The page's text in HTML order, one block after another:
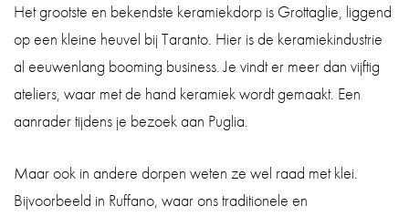
Het grootste en bekendste keramiekdorp is Grottaglie, liggend
op een kleine heuvel bij Taranto. Hier is de keramiekindustrie
al eeuwenlang booming business. Je vindt er meer dan vijftig
ateliers, waar met de hand keramiek wordt gemaakt. Een
aanrader tijdens je bezoek aan Puglia.
Maar ook in andere dorpen weten ze wel raad met klei.
Bijvoorbeeld in Ruffano, waar ons traditionele en